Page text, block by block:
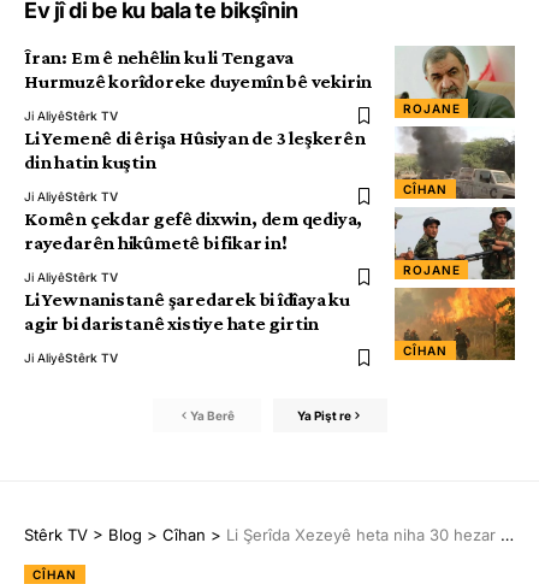
Ev jî di be ku bala te bikşînin
ROJANE
Îran: Em ê nehêlin ku li Tengava
Hurmuzê korîdoreke duyemîn bê vekirin
Ji AliyêStêrk TV
CÎHAN
Li Yemenê di êrişa Hûsiyan de 3 leşkerên
din hatin kuştin
Ji AliyêStêrk TV
ROJANE
Komên çekdar gefê dixwin, dem qediya,
rayedarên hikûmetê bi fikar in!
Ji AliyêStêrk TV
CÎHAN
Li Yewnanistanê şaredarek bi îdîaya ku
agir bi daristanê xistiye hate girtin
Ji AliyêStêrk TV
Ya Berê Ya Pişt re
Stêrk TV > Blog > Cîhan > Li Şerîda Xezeyê heta niha 30 hezar û 717 kes hatin kuştin
CÎHAN